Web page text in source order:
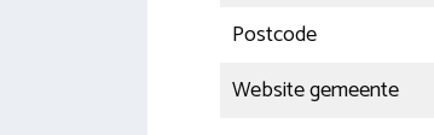
Postcode
Website gemeente